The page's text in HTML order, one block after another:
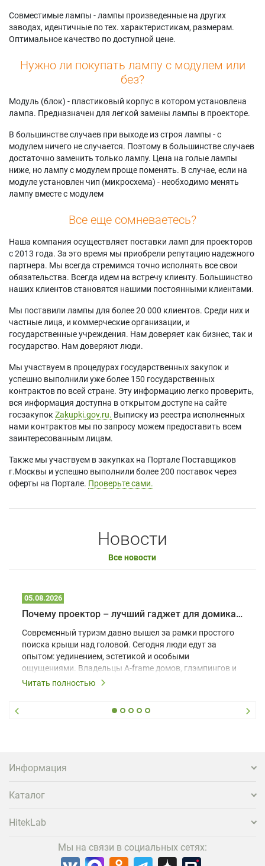
Совместимые лампы - лампы произведенные на других
заводах, идентичные по тех. характеристикам, размерам.
Оптимальное качество по доступной цене.
Нужно ли покупать лампу с модулем или
без?
Модуль (блок) - пластиковый корпус в котором установлена
лампа. Предназначен для легкой замены лампы в проекторе.
В большинстве случаев при выходе из строя лампы - с
модулем ничего не случается. Поэтому в большинстве случаев
достаточно заменить только лампу. Цена на голые лампы
ниже, но лампу с модулем проще поменять. В случае, если на
модуле установлен чип (микросхема) - необходимо менять
лампу вместе с модулем
Все еще сомневаетесь?
Наша компания осуществляет поставки ламп для проекторов
с 2013 года. За это время мы приобрели репутацию надежного
партнера. Мы всегда стремимся точно исполнять все свои
обязательства. Всегда идем на встречу клиенту. Большинство
наших клиентов становятся нашими постоянными клиентами.
Мы поставили лампы для более 20 000 клиентов. Среди них и
частные лица, и коммерческие организации, и
государственные учреждения. Нам доверяет как бизнес, так и
государство. Нам доверяют люди.
Мы участвуем в процедурах государственных закупок и
успешно выполнили уже более 150 государственных
контрактов по всей стране. Эту информацию легко проверить,
вся информация доступна в открытом доступе на сайте
госзакупок Zakupki.gov.ru. Выписку из реестра исполненных
нами контрактов мы по запросу можем предоставить всем
заинтересованным лицам.
Также мы участвуем в закупках на Портале Поставщиков
г.Москвы и успешно выполнили более 200 поставок через
оферты на Портале. Проверьте сами.
Новости
Все новости
05.08.2026
Почему проектор – лучший гаджет для домика в глэмпинге
Современный туризм давно вышел за рамки простого
поиска крыши над головой. Сегодня люди едут за
опытом: уединением, эстетикой и особыми
ощущениями. Владельцы A-frame домов, глэмпингов и
шале понимают, что конкуренция растет, и
вернуться и поделиться впечатлениями в соцсетях,
проектора.
Читать полностью
Информация
Каталог
HitekLab
Мы на связи в социальных сетях: